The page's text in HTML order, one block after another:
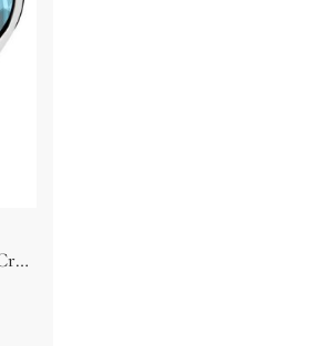
My Gold Paar Creolen Damen Creolen Ohrringe Blautopas Gold 375 Gelbgold (9 Karat) - Athene (Set, 2-tlg., inkl. Schmuckbox), Geschenke